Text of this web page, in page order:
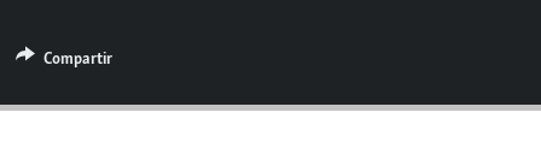
SÍGUENOS
Compartir